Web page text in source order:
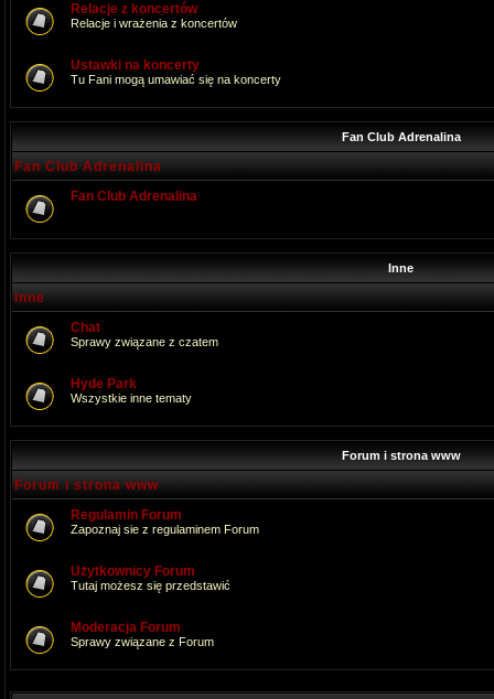
Relacje z koncertów
Relacje i wrażenia z koncertów
Ustawki na koncerty
Tu Fani mogą umawiać się na koncerty
Fan Club Adrenalina
Fan Club Adrenalina
Fan Club Adrenalina
Inne
Inne
Chat
Sprawy związane z czatem
Hyde Park
Wszystkie inne tematy
Forum i strona www
Forum i strona www
Regulamin Forum
Zapoznaj sie z regulaminem Forum
Użytkownicy Forum
Tutaj możesz się przedstawić
Moderacja Forum
Sprawy związane z Forum